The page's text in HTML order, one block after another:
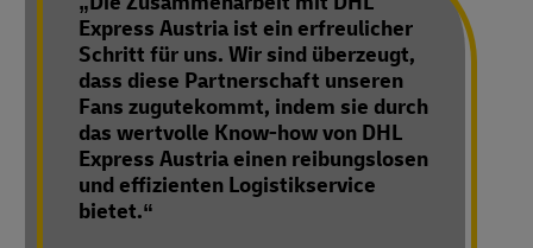
Express Austria ist ein erfreulicher
Schritt für uns. Wir sind überzeugt,
dass diese Partnerschaft unseren
Fans zugutekommt, indem sie durch
das wertvolle Know-how von DHL
Express Austria einen reibungslosen
und effizienten Logistikservice
bietet.“